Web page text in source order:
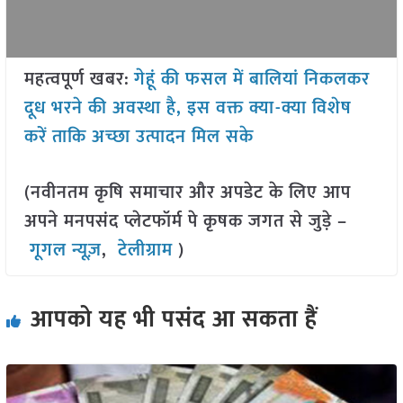
महत्वपूर्ण खबर:गेहूं की फसल में बालियां निकलकर
दूध भरने की अवस्था है, इस वक्त क्या-क्या विशेष
करें ताकि अच्छा उत्पादन मिल सके
(नवीनतम कृषि समाचार और अपडेट के लिए आप
अपने मनपसंद प्लेटफॉर्म पे कृषक जगत से जुड़े –
गूगल न्यूज़,टेलीग्राम )
आपको यह भी पसंद आ सकता हैं